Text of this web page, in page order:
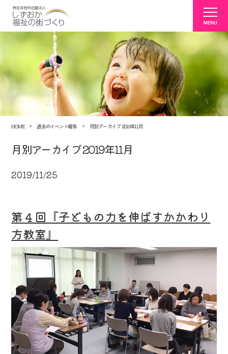
HOME 過去のイベント報告 月別アーカイブ 2019年11月
月別アーカイブ 2019年11月
2019/11/25
第４回『子どもの力を伸ばすかかわり
方教室』